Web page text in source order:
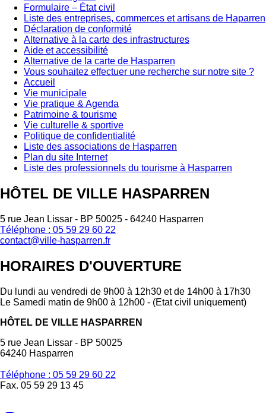
Formulaire – État civil
Liste des entreprises, commerces et artisans de Haparren
Déclaration de conformité
Alternative à la carte des infrastructures
Aide et accessibilité
Alternative de la carte de Hasparren
Vous souhaitez effectuer une recherche sur notre site ?
Accueil
Vie municipale
Vie pratique & Agenda
Patrimoine & tourisme
Vie culturelle & sportive
Politique de confidentialité
Liste des associations de Hasparren
Plan du site Internet
Liste des professionnels du tourisme à Hasparren
HÔTEL DE VILLE HASPARREN
5 rue Jean Lissar - BP 50025 - 64240 Hasparren
Téléphone : 05 59 29 60 22
contact@ville-hasparren.fr
HORAIRES D'OUVERTURE
Du lundi au vendredi de 9h00 à 12h30 et de 14h00 à 17h30
Le Samedi matin de 9h00 à 12h00 - (Etat civil uniquement)
HÔTEL DE VILLE HASPARREN
5 rue Jean Lissar - BP 50025
64240 Hasparren
Téléphone : 05 59 29 60 22
Fax. 05 59 29 13 45